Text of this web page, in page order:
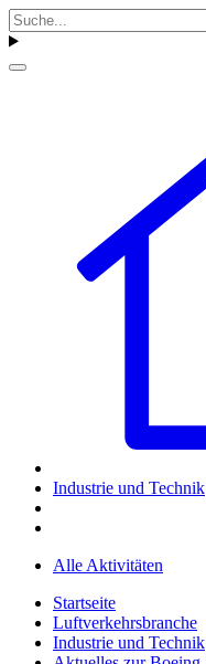
Industrie und Technik
Alle Aktivitäten
Startseite
Luftverkehrsbranche
Industrie und Technik